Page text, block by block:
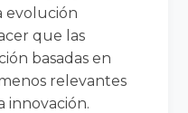
evolución
que las
basadas en
relevantes
innovación.